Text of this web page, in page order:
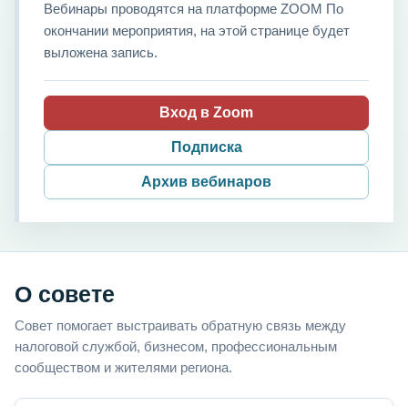
Вебинары проводятся на платформе ZOOM По
окончании мероприятия, на этой странице будет
выложена запись.
Вход в Zoom
Подписка
Архив вебинаров
О совете
Совет помогает выстраивать обратную связь между
налоговой службой, бизнесом, профессиональным
сообществом и жителями региона.